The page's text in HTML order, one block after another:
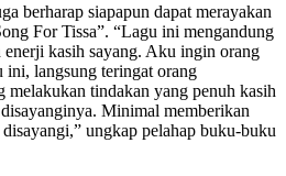
berharap siapapun dapat merayakan
For Tissa”. “Lagu ini mengandung
enerji kasih sayang. Aku ingin orang
ini, langsung teringat orang
melakukan tindakan yang penuh kasih
Minimal memberikan
ungkap pelahap buku-buku